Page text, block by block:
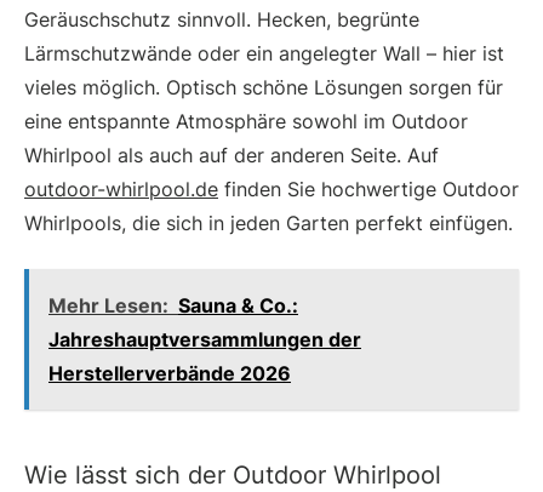
Geräuschschutz sinnvoll. Hecken, begrünte
Lärmschutzwände oder ein angelegter Wall – hier ist
vieles möglich. Optisch schöne Lösungen sorgen für
eine entspannte Atmosphäre sowohl im Outdoor
Whirlpool als auch auf der anderen Seite. Auf
outdoor-whirlpool.de finden Sie hochwertige Outdoor
Whirlpools, die sich in jeden Garten perfekt einfügen.
Mehr Lesen: Sauna & Co.:
Jahreshauptversammlungen der
Herstellerverbände 2026
Wie lässt sich der Outdoor Whirlpool